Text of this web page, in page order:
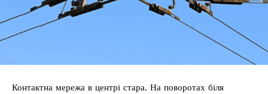
Контактна мережа в центрі стара. На поворотах біля